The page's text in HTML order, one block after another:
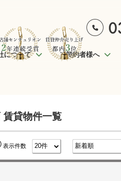
について ご契約者様へ
賃貸物件一覧
表示件数